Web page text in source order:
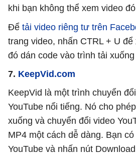
khi bạn không thể xem video
Để tải video riêng tư trên
trang video, nhấn CTRL + U
đó dán code vào trình tải
7. KeepVid.com
KeepVid là một trình chuyển
YouTube nổi tiếng. Nó cho
xuống và chuyển đổi video
MP4 một cách dễ dàng. Bạn
YouTube và nhấn nút